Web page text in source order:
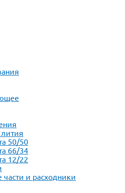
50/50
66/34
12/22
и расходники